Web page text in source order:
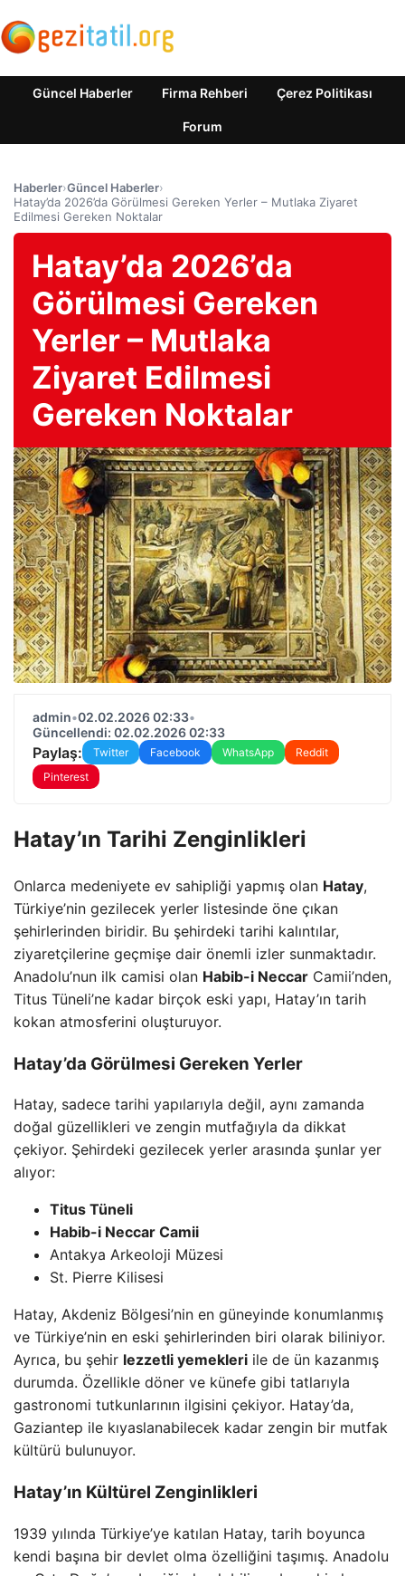
Güncel Haberler Firma Rehberi Çerez Politikası
Forum
Haberler›Güncel Haberler›
Hatay’da 2026’da Görülmesi Gereken Yerler – Mutlaka Ziyaret
Edilmesi Gereken Noktalar
Hatay’da 2026’da
Görülmesi Gereken
Yerler – Mutlaka
Ziyaret Edilmesi
Gereken Noktalar
admin•02.02.2026 02:33•
Güncellendi: 02.02.2026 02:33
Paylaş: Twitter Facebook WhatsApp
Reddit
Pinterest
Hatay’ın Tarihi Zenginlikleri
Onlarca medeniyete ev sahipliği yapmış olan Hatay,
Türkiye’nin gezilecek yerler listesinde öne çıkan
şehirlerinden biridir. Bu şehirdeki tarihi kalıntılar,
ziyaretçilerine geçmişe dair önemli izler sunmaktadır.
Anadolu’nun ilk camisi olan Habib-i Neccar Camii’nden,
Titus Tüneli’ne kadar birçok eski yapı, Hatay’ın tarih
kokan atmosferini oluşturuyor.
Hatay’da Görülmesi Gereken Yerler
Hatay, sadece tarihi yapılarıyla değil, aynı zamanda
doğal güzellikleri ve zengin mutfağıyla da dikkat
çekiyor. Şehirdeki gezilecek yerler arasında şunlar yer
alıyor:
Titus Tüneli
Habib-i Neccar Camii
Antakya Arkeoloji Müzesi
St. Pierre Kilisesi
Hatay, Akdeniz Bölgesi’nin en güneyinde konumlanmış
ve Türkiye’nin en eski şehirlerinden biri olarak biliniyor.
Ayrıca, bu şehir lezzetli yemekleri ile de ün kazanmış
durumda. Özellikle döner ve künefe gibi tatlarıyla
gastronomi tutkunlarının ilgisini çekiyor. Hatay’da,
Gaziantep ile kıyaslanabilecek kadar zengin bir mutfak
kültürü bulunuyor.
Hatay’ın Kültürel Zenginlikleri
1939 yılında Türkiye’ye katılan Hatay, tarih boyunca
kendi başına bir devlet olma özelliğini taşımış. Anadolu